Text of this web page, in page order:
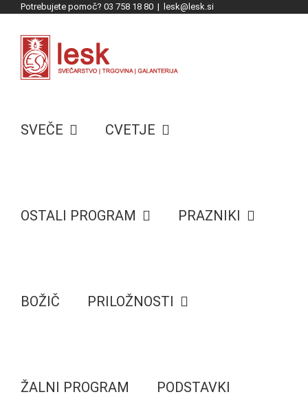
content
Potrebujete pomoč? 03 758 18 80 | lesk@lesk.si
SVEČE CVETJE
OSTALI PROGRAM PRAZNIKI
BOŽIČ PRILOŽNOSTI
ŽALNI PROGRAM PODSTAVKI